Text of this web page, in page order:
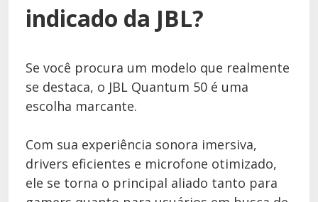
indicado da JBL?
Se você procura um modelo que realmente
se destaca, o JBL Quantum 50 é uma
escolha marcante.
Com sua experiência sonora imersiva,
drivers eficientes e microfone otimizado,
ele se torna o principal aliado tanto para